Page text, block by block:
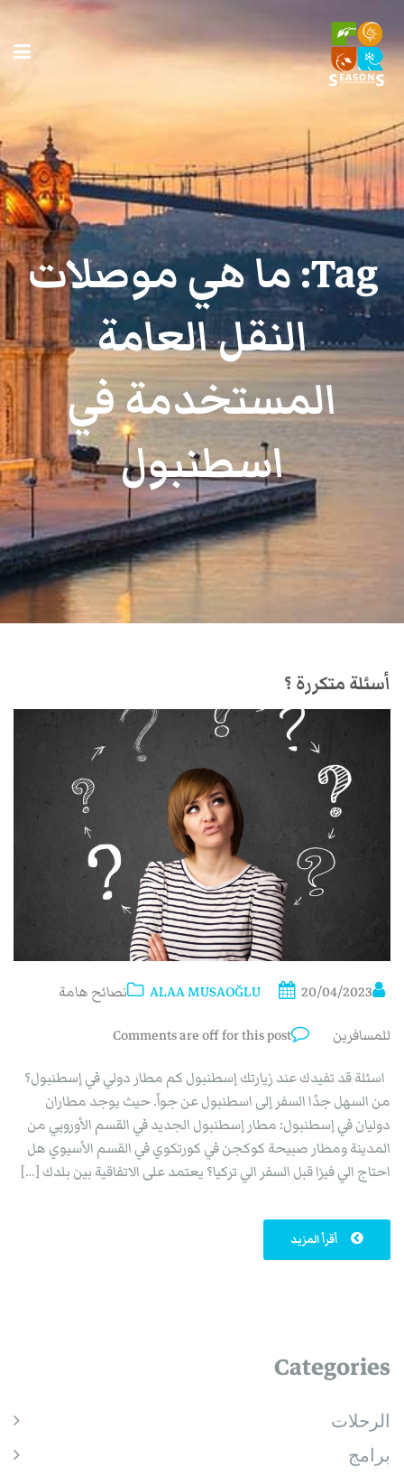
Tag: ما هي موصلات
النقل العامة
المستخدمة في
اسطنبول
أسئلة متكررة ؟
ALAA MUSAOĞLU 20/04/2023
نصائح هامة
للمسافرين
Comments are off for this post
اسئلة قد تفيدك عند زيارتك إسطنبول كم مطار دولي في إسطنبول؟
من السهل جدًا السفر إلى اسطنبول عن جواً. حيث يوجد مطاران
دوليان في إسطنبول: مطار إسطنبول الجديد في القسم الأوروبي من
المدينة ومطار صبيحة كوكجن في كورتكوي في القسم الأسيوي هل
احتاج الي فيزا قبل السفر الي تركيا؟ يعتمد على الاتفاقية بين بلدك […]
أقرأ المزيد
Categories
الرحلات
برامج